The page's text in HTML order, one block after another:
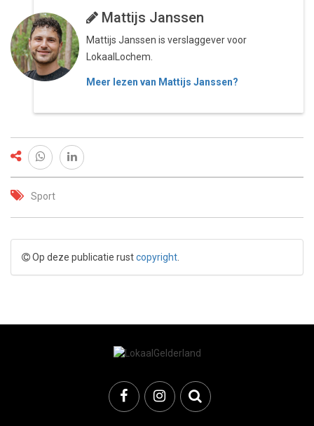
Mattijs Janssen
Mattijs Janssen is verslaggever voor
LokaalLochem.
Meer lezen van Mattijs Janssen?
Sport
Op deze publicatie rustcopyright